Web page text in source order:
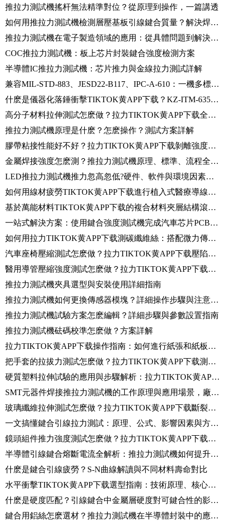
推拉力測試機搖杆無法精準對位？從原理到操作，一篇講透
如何用推拉力測試機檢測層壓基板引線鍵合質量？解決焊盤部分支撐難題
推拉力測試機在電子製造領域的應用：從具體問題到解決方案
COC推拉力測試機：板上芯片封裝鍵合強度檢測方案
半導體IC推拉力測試機：芯片推力與金線拉力測試詳解
兼容MIL-STD-883、JESD22-B117、IPC-A-610：一機多標焊接強度檢測係統
什麽是儀器化落錘衝擊TIKTOK黄APP下载？KZ-ITM-6350操作流程與數據采集全解析
高分子材料拉伸測試怎麽做？拉力TIKTOK黄APP下载全流程解析
推拉力測試機原理是什麽？怎麽操作？測試方案詳解
膠帶粘接性能好不好？拉力TIKTOK黄APP下载剝離強度測試給出量化標準
金屬焊接強度怎麽測？推拉力測試機原理、標準、流程全解讀
LED推拉力測試機推力忽高忽低?硬件、軟件與環境因素全解析
如何用線材疲勞TIKTOK黄APP下载進行植入式醫療導線疲勞測試
基於萬能材料TIKTOK黄APP下载的複合材料夾層結構滾筒剝離性能研究
一站式解決方案：使用鍵合強度測試機完成汽車芯片PCB板強度測試
如何用拉力TIKTOK黄APP下载測碳纖維絲：搭配微力傳感器與視頻引伸計的應用TIKTOK国际版色板黄轻量版
汽車座椅壓縮測試怎麽做？拉力TIKTOK黄APP下载壓陷硬度特性檢測全流程解析
醫用導管壓縮強度測試怎麽做？拉力TIKTOK黄APP下载操作步驟與應用詳解
推拉力測試機夾具選型與安裝使用詳細指南
推拉力測試機如何更換傳感器模塊？詳細操作步驟與注意事項
推拉力測試機試驗方案怎麽編輯？詳細步驟與參數設置指南
推拉力測試機砝碼校準怎麽做？方案詳解
拉力TIKTOK黄APP下载操作指南：如何進行紙張和紙板三點彎曲試驗？詳細步驟解析！
把手套的拉拔力測試怎麽做？拉力TIKTOK黄APP下载測試方法與標準解析
硬質塑料拉伸試驗的應用與步驟解析：拉力TIKTOK黄APP下载的原理和操作方法
SMT元器件焊接推拉力測試機的工作原理與應用場景，廠家技術解答！
玻璃纖維拉伸測試怎麽做？拉力TIKTOK黄APP下载斷裂強力與伸長測定全解析
一文搞懂鍵合引線拉力測試：原理、公式、影響因素與方法全解析
鏡頭組件推力強度測試怎麽做？拉力TIKTOK黄APP下载推力測試原理、標準與操作流程
半導體引線鍵合熔斷電流全解析：推拉力測試機如何提升器件可靠性？
什麽是鍵合引線疲勞？S-N曲線解讀與不同材料壽命對比
水平衝擊TIKTOK黄APP下载選型指南：技術原理、核心參數與適用標準全解析
什麽是硬度匹配？引線鍵合中金屬層硬度對可鍵合性的影響解析
鍵合用鋁絲怎麽選材？推拉力測試機在半導體封裝中的應用解析